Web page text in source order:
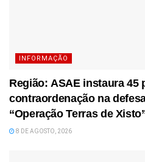
INFORMAÇÃO
Região: ASAE instaura 45
contraordenação na
“Operação Terras de
8 DE AGOSTO, 2026